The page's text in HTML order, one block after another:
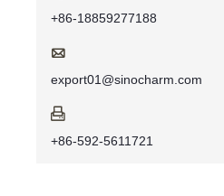
+86-18859277188

export01@sinocharm.com

+86-592-5611721